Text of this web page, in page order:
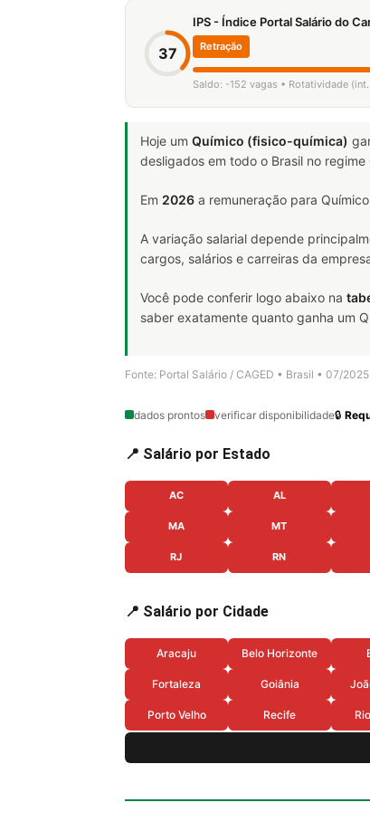
37
IPS - Índice Portal Salário do
Retração
Saldo: -152 vagas • Rotatividade
Hoje um Químico (fisico-química)
desligados em todo o Brasil no regime
Em 2026 a remuneração para
A variação salarial depende
cargos, salários e carreiras da
Você pode conferir logo abaixo na
saber exatamente quanto ganha um
Fonte: Portal Salário / CAGED • Brasil • 07/
dados prontos verificar disponibilidade🔒
📍 Salário por Estado
AC AL
MA MT
RJ RN
📍 Salário por Cidade
Aracaju Belo Horizonte
Fortaleza Goiânia
Porto Velho Recife